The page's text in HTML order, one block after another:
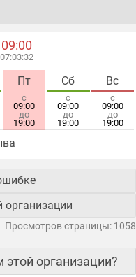
Пт
с
09:00
до
19:00
Сб
с
09:00
до
19:00
Вс
с
09:00
до
19:00
организации
Просмотров страницы: 1058
этой организации?